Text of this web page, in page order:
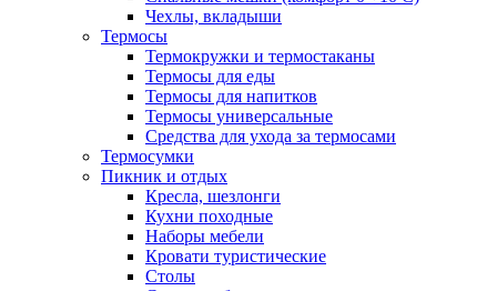
Чехлы, вкладыши
Термосы
Термокружки и термостаканы
Термосы для еды
Термосы для напитков
Термосы универсальные
Средства для ухода за термосами
Термосумки
Пикник и отдых
Кресла, шезлонги
Кухни походные
Наборы мебели
Кровати туристические
Столы